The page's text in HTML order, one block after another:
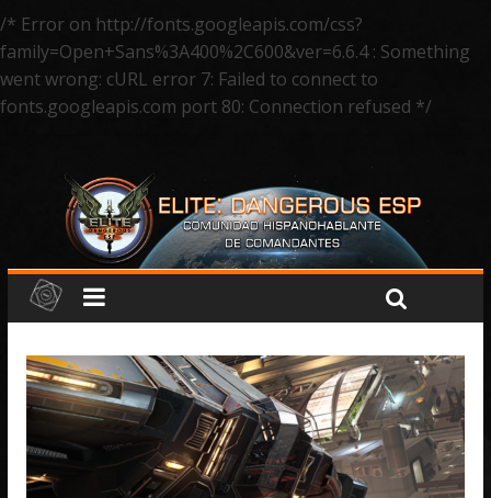
/* Error on http://fonts.googleapis.com/css?
family=Open+Sans%3A400%2C600&ver=6.6.4 : Something
went wrong: cURL error 7: Failed to connect to
fonts.googleapis.com port 80: Connection refused */